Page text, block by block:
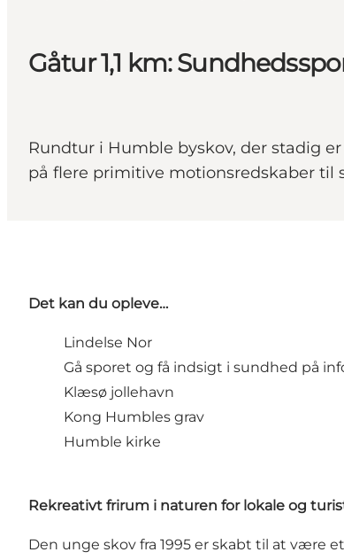
Gåtur 1,1 km:
Rundtur i Humble byskov, der stadig
på flere primitive motionsredskaber til
Det kan du opleve…
Lindelse Nor
Gå sporet og få indsigt i sundhed på
Klæsø jollehavn
Kong Humbles grav
Humble kirke
Rekreativt frirum i naturen for lokale og
Den unge skov fra 1995 er skabt til at være